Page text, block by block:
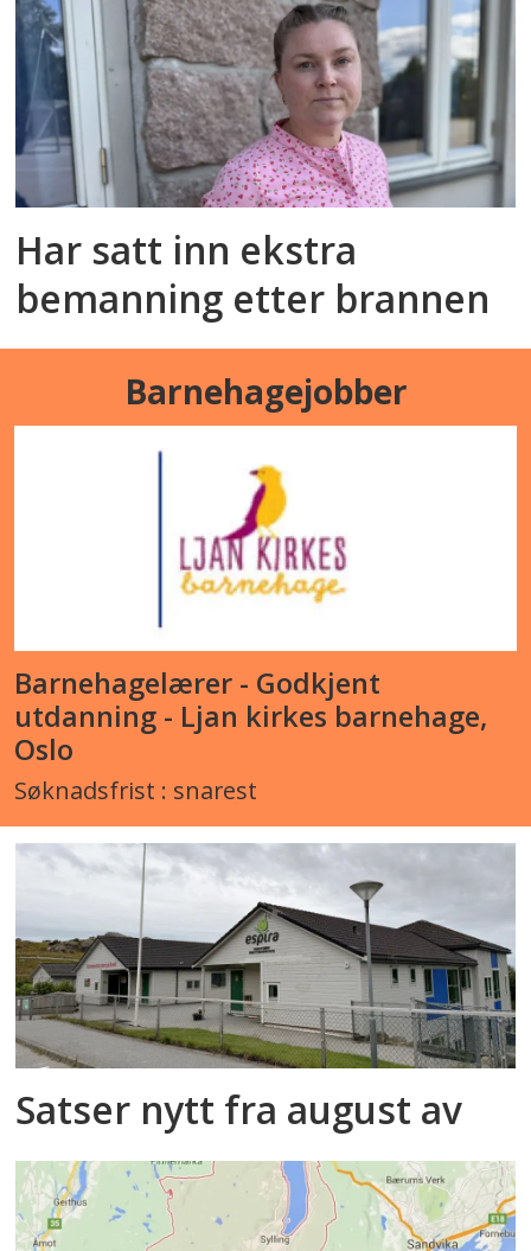
Har satt inn ekstra
bemanning etter brannen
Barnehagejobber
Barnehagelærer - Godkjent
utdanning - Ljan kirkes barnehage,
Oslo
Søknadsfrist : snarest
Satser nytt fra august av